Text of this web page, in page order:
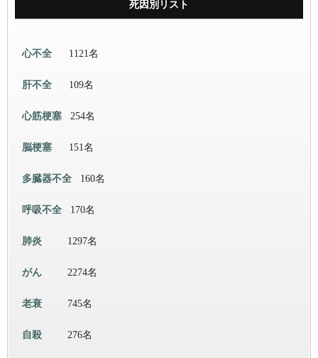
死因別リスト
心不全 1121名
肝不全 109名
心筋梗塞 254名
脳梗塞 151名
多臓器不全 160名
呼吸不全 170名
肺炎 1297名
がん 2274名
老衰 745名
自殺 276名